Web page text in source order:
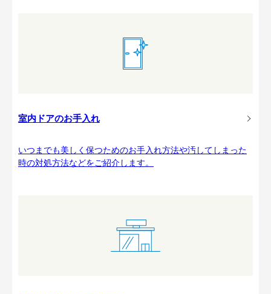
室内ドアのお手入れ
いつまでも美しく保つためのお手入れ方法や汚してしまった
時の対処方法などをご紹介します。